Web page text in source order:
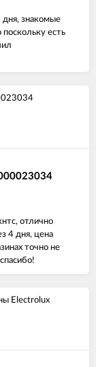
дня, знакомые
поскольку есть
отлично
4 дня, цена
точно не
Electrolux